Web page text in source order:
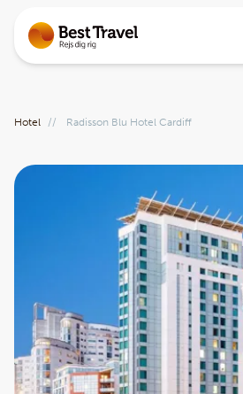
Rejsekalender
Inspiration
Information
Min Rejse
Hotel // Radisson Blu Hotel Cardiff